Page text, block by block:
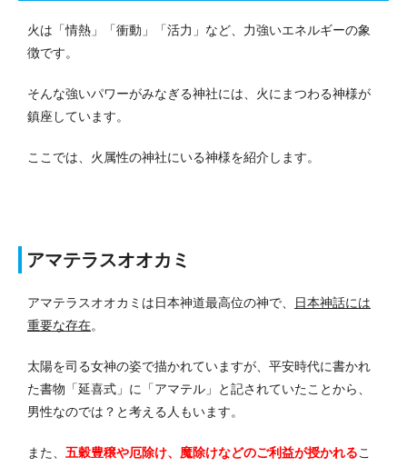
火は「情熱」「衝動」「活力」など、力強いエネルギーの象
徴です。
そんな強いパワーがみなぎる神社には、火にまつわる神様が
鎮座しています。
ここでは、火属性の神社にいる神様を紹介します。
アマテラスオオカミ
アマテラスオオカミは日本神道最高位の神で、
日本神話には
重要な存在。
太陽を司る女神の姿で描かれていますが、平安時代に書かれ
た書物「延喜式」に「アマテル」と記されていたことから、
男性なのでは？と考える人もいます。
また、 五穀豊穣や厄除け、魔除けなどのご利益が授かれるこ